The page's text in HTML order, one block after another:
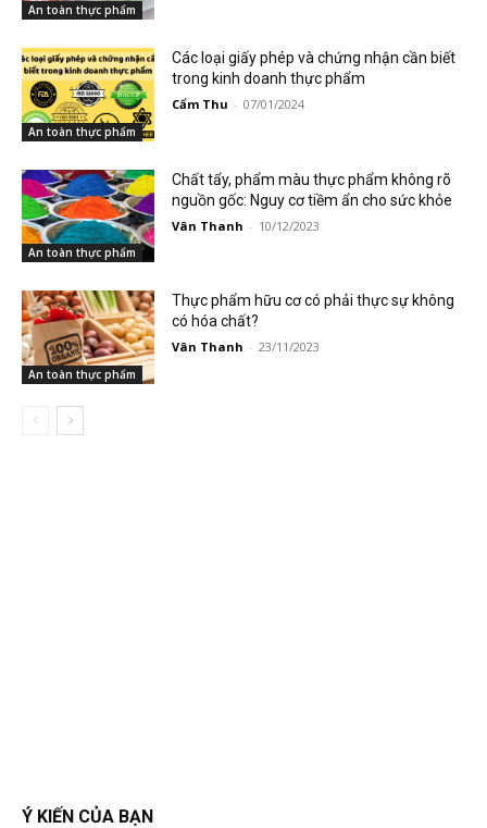
An toàn thực phẩm
An toàn thực phẩm
Các loại giấy phép và chứng nhận cần biết
trong kinh doanh thực phẩm
Cẩm Thu - 07/01/2024
An toàn thực phẩm
Chất tẩy, phẩm màu thực phẩm không rõ
nguồn gốc: Nguy cơ tiềm ẩn cho sức khỏe
Vân Thanh - 10/12/2023
An toàn thực phẩm
Thực phẩm hữu cơ có phải thực sự không
có hóa chất?
Vân Thanh - 23/11/2023
Ý KIẾN CỦA BẠN